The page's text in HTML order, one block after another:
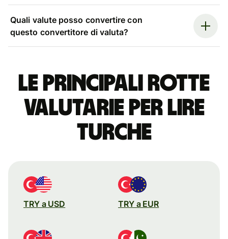
Quali valute posso convertire con
questo convertitore di valuta?
Le principali rotte
valutarie per lire
turche
TRY a USD TRY a EUR